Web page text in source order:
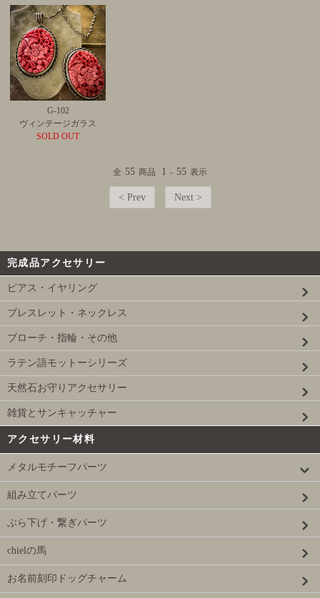
G-102
ヴィンテージガラス
SOLD OUT
全 55 商品 1 - 55 表示
< Prev Next >
完成品アクセサリー
ピアス・イヤリング
ブレスレット・ネックレス
ブローチ・指輪・その他
ラテン語モットーシリーズ
天然石お守りアクセサリー
雑貨とサンキャッチャー
アクセサリー材料
メタルモチーフパーツ
組み立てパーツ
ぶら下げ・繋ぎパーツ
chielの馬
お名前刻印ドッグチャーム